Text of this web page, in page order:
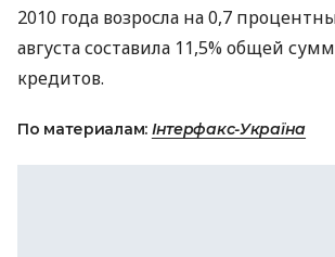
2010 года возросла на 0,7
августа составила 11,5% общей
кредитов.
По материалам: Інтерфакс-Україна